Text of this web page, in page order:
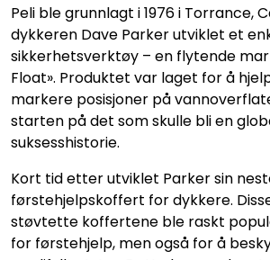
Peli ble grunnlagt i 1976 i Torrance,
dykkeren Dave Parker utviklet et
sikkerhetsverktøy – en flytende
Float». Produktet var laget for å
markere posisjoner på
starten på det som skulle bli en
suksesshistorie.
Kort tid etter utviklet Parker sin
førstehjelpskoffert for dykkere.
støvtette koffertene ble raskt
for førstehjelp, men også for å
BRUKT
SAMTALEROM